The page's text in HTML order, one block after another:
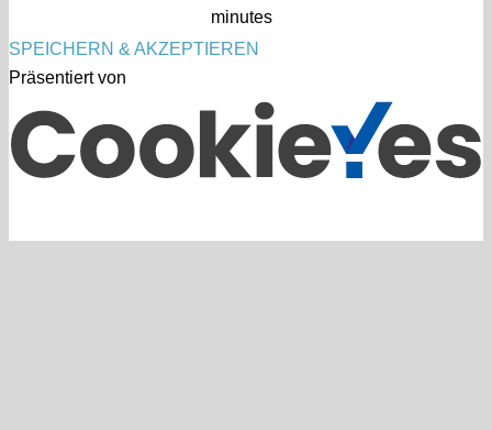
minutes
SPEICHERN & AKZEPTIEREN
Präsentiert von